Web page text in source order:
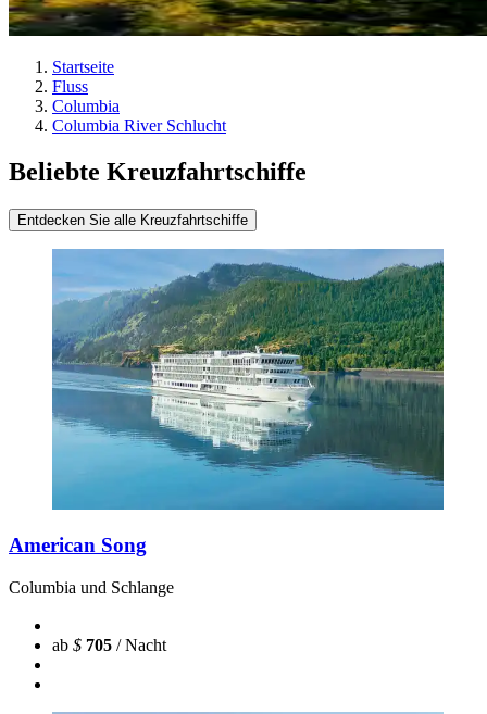
Startseite
Fluss
Columbia
Columbia River Schlucht
Beliebte Kreuzfahrtschiffe
Entdecken Sie alle Kreuzfahrtschiffe
American Song
Columbia und Schlange
ab $ 705 / Nacht